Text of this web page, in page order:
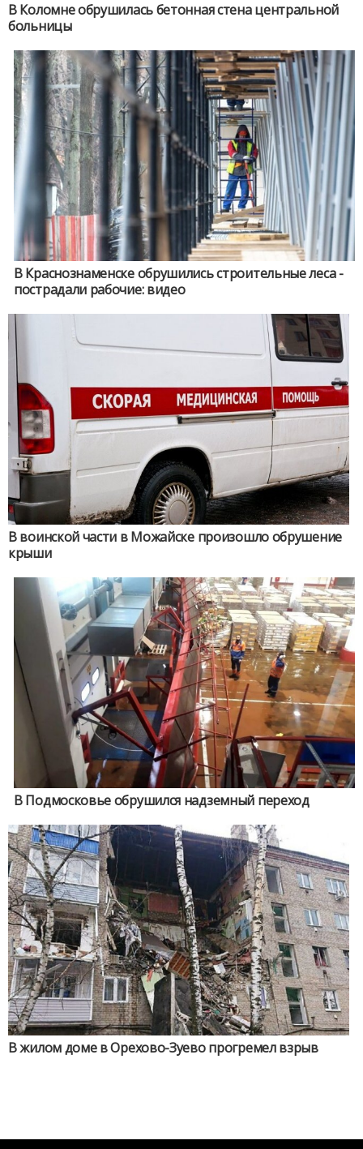
В Коломне обрушилась бетонная стена центральной
больницы
В Краснознаменске обрушились строительные леса -
пострадали рабочие: видео
В воинской части в Можайске произошло обрушение
крыши
В Подмосковье обрушился надземный переход
В жилом доме в Орехово-Зуево прогремел взрыв